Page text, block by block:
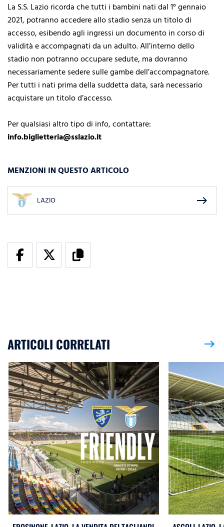
La S.S. Lazio ricorda che tutti i bambini nati dal 1° gennaio
2021, potranno accedere allo stadio senza un titolo di
accesso, esibendo agli ingressi un documento in corso di
validità e accompagnati da un adulto. All’interno dello
stadio non potranno occupare sedute, ma dovranno
necessariamente sedere sulle gambe dell’accompagnatore.
Per tutti i nati prima della suddetta data, sarà necessario
acquistare un titolo d’accesso.
Per qualsiasi altro tipo di info, contattare:
info.biglietteria@sslazio.it
MENZIONI IN QUESTO ARTICOLO
LAZIO east
ARTICOLI CORRELATI east